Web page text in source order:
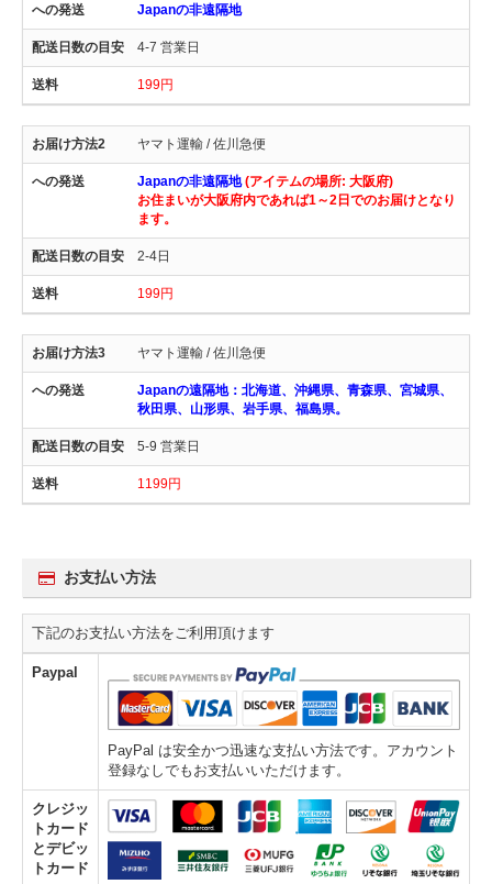
Japanの非遠隔地
4-7 営業日
199円
ヤマト運輸 / 佐川急便
Japanの非遠隔地(アイテムの場所: 大阪府)
お住まいが大阪府内であれば1～2日でのお届けとなり
ます。
2-4日
199円
ヤマト運輸 / 佐川急便
Japanの遠隔地：北海道、沖縄県、青森県、宮城県、
秋田県、山形県、岩手県、福島県。
5-9 営業日
1199円
お支払い方法
下記のお支払い方法をご利用頂けます
Paypal
PayPal は安全かつ迅速な支払い方法です。アカウント
登録なしでもお支払いいただけます。
クレジッ
トカード
とデビッ
トカード